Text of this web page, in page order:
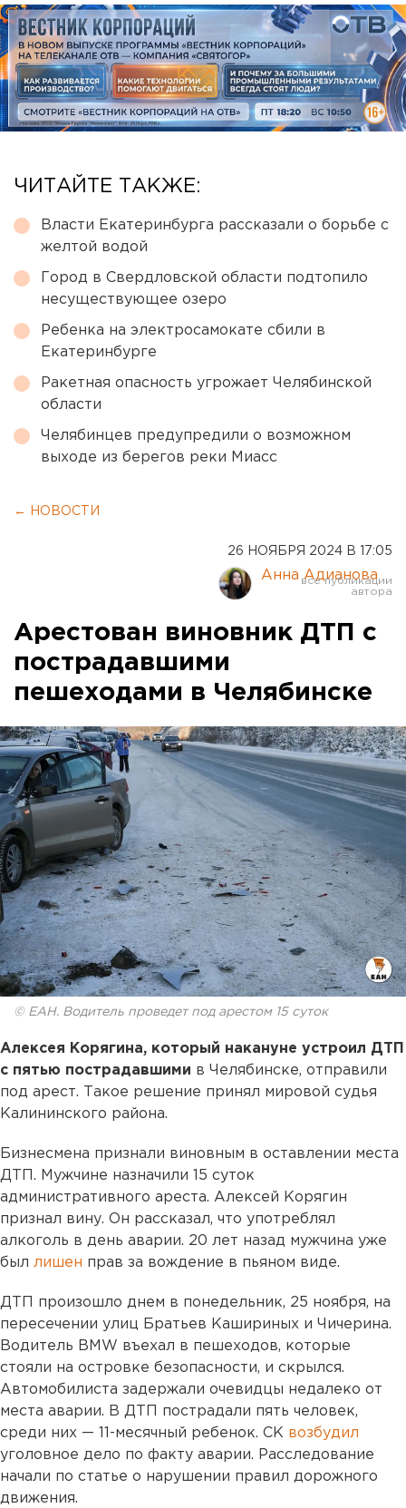
ЧИТАЙТЕ ТАКЖЕ:
Власти Екатеринбурга рассказали о борьбе с
желтой водой
Город в Свердловской области подтопило
несуществующее озеро
Ребенка на электросамокате сбили в
Екатеринбурге
Ракетная опасность угрожает Челябинской
области
Челябинцев предупредили о возможном
выходе из берегов реки Миасс
← НОВОСТИ
26 НОЯБРЯ 2024 В 17:05
Анна Адианова
Арестован виновник ДТП с
пострадавшими
пешеходами в Челябинске
© ЕАН. Водитель проведет под арестом 15 суток
Алексея Корягина, который накануне устроил ДТП
с пятью пострадавшими в Челябинске, отправили
под арест. Такое решение принял мировой судья
Калининского района.
Бизнесмена признали виновным в оставлении места
ДТП. Мужчине назначили 15 суток
административного ареста. Алексей Корягин
признал вину. Он рассказал, что употреблял
алкоголь в день аварии. 20 лет назад мужчина уже
был лишен прав за вождение в пьяном виде.
ДТП произошло днем в понедельник, 25 ноября, на
пересечении улиц Братьев Кашириных и Чичерина.
Водитель BMW въехал в пешеходов, которые
стояли на островке безопасности, и скрылся.
Автомобилиста задержали очевидцы недалеко от
места аварии. В ДТП пострадали пять человек,
среди них — 11-месячный ребенок. СК возбудил
уголовное дело по факту аварии. Расследование
начали по статье о нарушении правил дорожного
движения.